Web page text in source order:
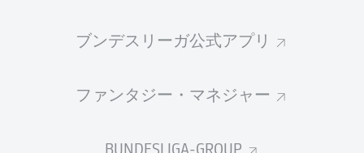
ブンデスリーガ公式アプリ
ファンタジー・マネジャー
BUNDESLIGA-GROUP
Welcome along and thanks for joining us for build-up